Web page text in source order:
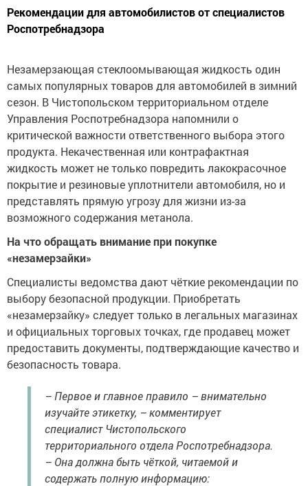
Рекомендации для автомобилистов от специалистов
Роспотребнадзора
Незамерзающая стеклоомывающая жидкость один
самых популярных товаров для автомобилей в зимний
сезон. В Чистопольском территориальном отделе
Управления Роспотребнадзора напомнили о
критической важности ответственного выбора этого
продукта. Некачественная или контрафактная
жидкость может не только повредить лакокрасочное
покрытие и резиновые уплотнители автомобиля, но и
представлять прямую угрозу для жизни из-за
возможного содержания метанола.
На что обращать внимание при покупке
«незамерзайки»
Специалисты ведомства дают чёткие рекомендации по
выбору безопасной продукции. Приобретать
«незамерзайку» следует только в легальных магазинах
и официальных торговых точках, где продавец может
предоставить документы, подтверждающие качество и
безопасность товара.
– Первое и главное правило – внимательно
изучайте этикетку, – комментирует
специалист Чистопольского
территориального отдела Роспотребнадзора.
– Она должна быть чёткой, читаемой и
содержать полную информацию: